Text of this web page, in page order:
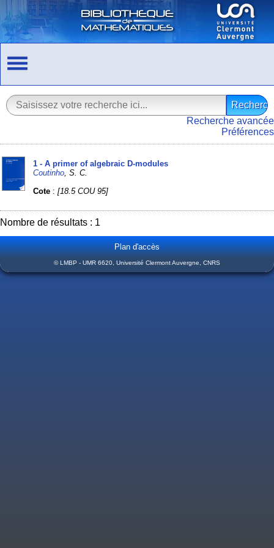
Recherche avancée
Préférences
1 - A primer of algebraic D-modules
Coutinho , S. C.
Cote :[18.5 COU 95]
Nombre de résultats : 1
Plan d'accès
© LMBP - UMR 6620, Université Clermont Auvergne, CNRS